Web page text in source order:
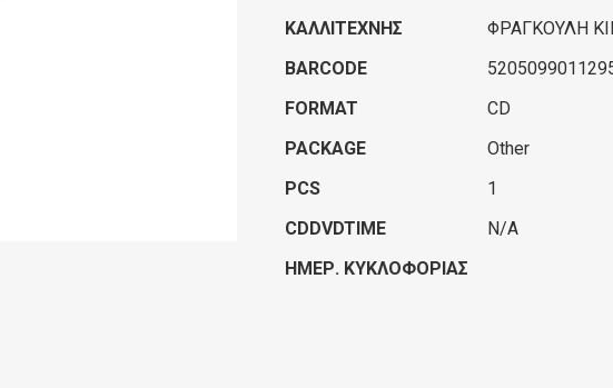
ΚΑΛΛΙΤΈΧΝΗΣ
ΦΡΑΓΚΟΥΛΗ
BARCODE
FORMAT
CD
PACKAGE
Other
PCS
1
CDDVDTIME
N/A
ΗΜΕΡ. ΚΥΚΛΟΦΟΡΊΑΣ